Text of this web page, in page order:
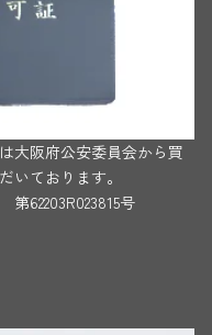
大阪府公安委員会から買
いております。
62203R023815号